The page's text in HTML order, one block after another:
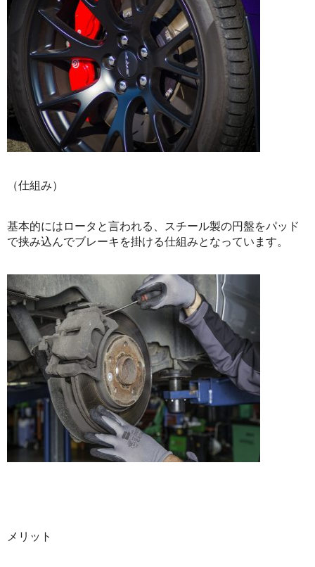
（仕組み）
基本的にはロータと言われる、スチール製の円盤をパッド
で挟み込んでブレーキを掛ける仕組みとなっています。
メリット